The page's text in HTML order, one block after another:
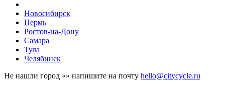
Новосибирск
Пермь
Ростов-на-Дону
Самара
Тула
Челябинск
Не нашли город «» напишите на почту hello@citycycle.ru